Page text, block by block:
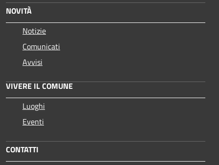
NOVITÀ
Notizie
Comunicati
Avvisi
VIVERE IL COMUNE
Luoghi
Eventi
CONTATTI